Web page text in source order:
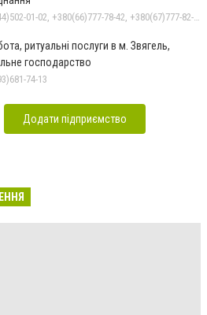
+380(44)502-01-02, +380(66)777-78-42, +380(67)777-82-19, +380(67)890-80-80, +380(73)890-80-80, +380(44)502-01-03
ритуальні послуги в м. Звягель,
господарство
74-13
Додати підприємство